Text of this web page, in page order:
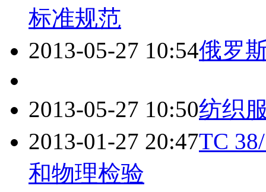
标准规范
2013-05-27 10:54俄罗
2013-05-27 10:50纺织
2013-01-27 20:47TC
和物理检验